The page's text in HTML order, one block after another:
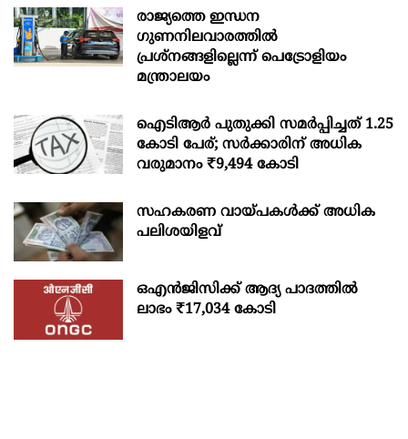
രാജ്യത്തെ ഇന്ധന
ഗുണനിലവാരത്തില്‍
പ്രശ്‌നങ്ങളില്ലെന്ന് പെട്രോളിയം
മന്ത്രാലയം
ഐടിആര്‍ പുതുക്കി സമർപ്പിച്ചത് 1.25
കോടി പേര്; സർക്കാരിന് അധിക
വരുമാനം ₹9,494 കോടി
സഹകരണ വായ്പകള്‍ക്ക് അധിക
പലിശയിളവ്
ഒഎന്‍ജിസിക്ക് ആദ്യ പാദത്തില്‍
ലാഭം ₹17,034 കോടി